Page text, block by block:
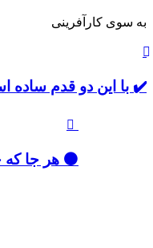
به سوی کارآفرینی
✔️ با این دو قدم ساده
⚫️ هر جا